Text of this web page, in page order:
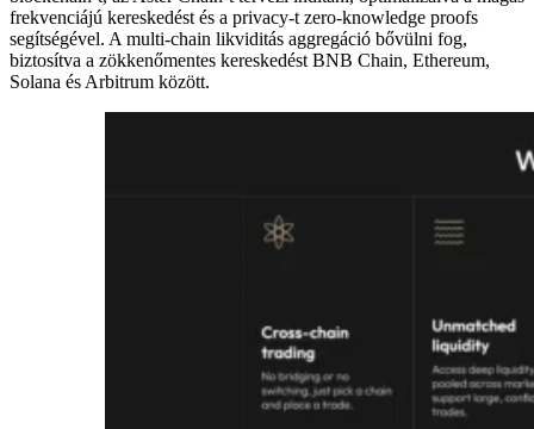
frekvenciájú kereskedést és a privacy-t zero-knowledge proofs
segítségével. A multi-chain likviditás aggregáció bővülni fog,
biztosítva a zökkenőmentes kereskedést BNB Chain, Ethereum,
Solana és Arbitrum között.